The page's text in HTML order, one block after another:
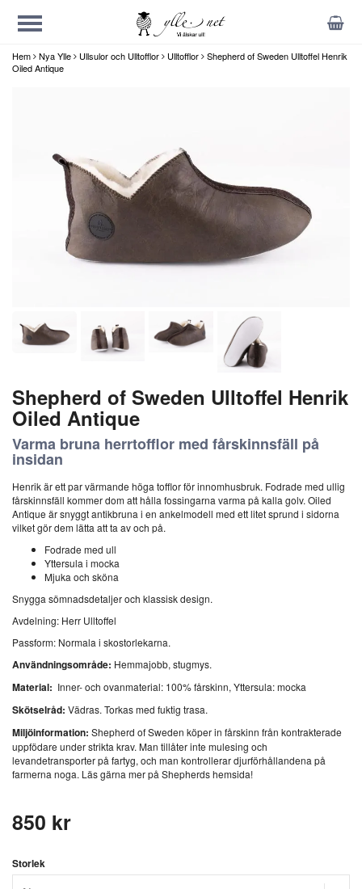
Hem Nya Ylle Ullsulor och Ulltofflor Ulltofflor
Shepherd of Sweden Ulltoffel Henrik
Oiled Antique
Shepherd of Sweden Ulltoffel Henrik
Oiled Antique
Varma bruna herrtofflor med fårskinnsfäll på
insidan
Henrik är ett par värmande höga tofflor för innomhusbruk. Fodrade med ullig
fårskinnsfäll kommer dom att hålla fossingarna varma på kalla golv. Oiled
Antique är snyggt antikbruna i en ankelmodell med ett litet sprund i sidorna
vilket gör dem lätta att ta av och på.
Fodrade med ull
Yttersula i mocka
Mjuka och sköna
Snygga sömnadsdetaljer och klassisk design.
Avdelning: Herr Ulltoffel
Passform: Normala i skostorlekarna.
Användningsområde: Hemmajobb, stugmys.
Material: Inner- och ovanmaterial: 100% fårskinn, Yttersula: mocka
Skötselråd: Vädras. Torkas med fuktig trasa.
Miljöinformation: Shepherd of Sweden köper in fårskinn från kontrakterade
uppfödare under strikta krav. Man tillåter inte mulesing och
levandetransporter på fartyg, och man kontrollerar djurförhållandena på
farmerna noga. Läs gärna mer på Shepherds hemsida!
850 kr
Storlek